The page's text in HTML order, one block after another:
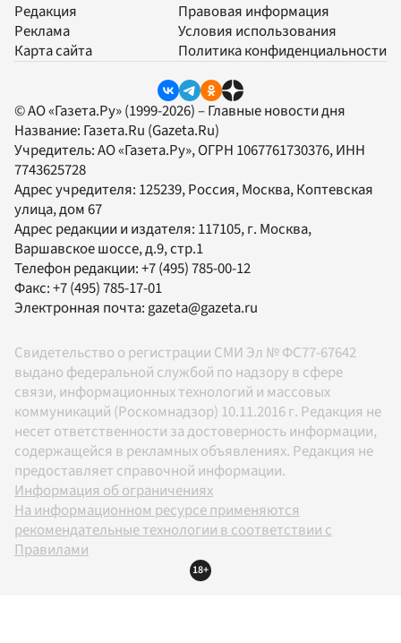
Редакция
Реклама
Карта сайта
Правовая информация
Условия использования
Политика конфиденциальности
© АО «Газета.Ру» (1999-2026) – Главные новости дня
Название: Газета.Ru (Gazeta.Ru)
Учредитель:АО «Газета.Ру», ОГРН 1067761730376, ИНН
7743625728
Адрес учредителя: 125239, Россия, Москва, Коптевская
улица, дом 67
Адрес редакции и издателя: 117105, г. Москва,
Варшавское шоссе, д.9, стр.1
Телефон редакции:+7 (495) 785-00-12
Факс:+7 (495) 785-17-01
Электронная почта: gazeta@gazeta.ru
Свидетельство о регистрации СМИ Эл № ФС77-67642
выдано федеральной службой по надзору в сфере
связи, информационных технологий и массовых
коммуникаций (Роскомнадзор) 10.11.2016 г. Редакция не
несет ответственности за достоверность информации,
содержащейся в рекламных объявлениях. Редакция не
предоставляет справочной информации.
Информация об ограничениях
На информационном ресурсе применяются
рекомендательные технологии в соответствии с
Правилами
18+